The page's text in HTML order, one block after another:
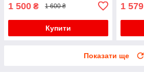
1 500 ₴ 1 600 ₴
Купити
1 579
Показати ще